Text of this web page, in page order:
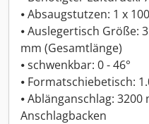
⦁ Absaugstutzen: 1 x
⦁ Auslegertisch Größe:
mm (Gesamtlänge)
⦁ schwenkbar: 0 - 46°
⦁ Formatschiebetisch:
⦁ Ablänganschlag:
Anschlagbacken